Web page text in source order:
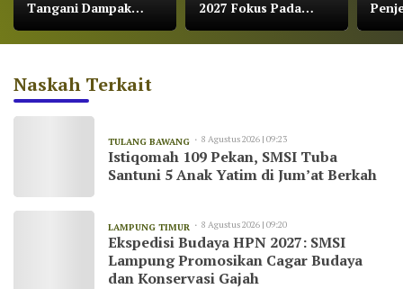
Tangani Dampak
Kemarau
2027 Fokus Pada
Pertumbuhan
Ekonomi dan
Naskah Terkait
TULANG BAWANG 8 Agustus 2026 | 09:23
Istiqomah 109 Pekan, SMSI Tuba
Santuni 5 Anak Yatim di Jum’at Berkah
LAMPUNG TIMUR 8 Agustus 2026 | 09:20
Ekspedisi Budaya HPN 2027: SMSI
Lampung Promosikan Cagar Budaya
dan Konservasi Gajah